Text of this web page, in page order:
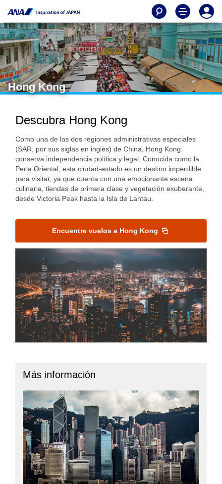
Hong Kong
Descubra Hong Kong
Como una de las dos regiones administrativas especiales
(SAR, por sus siglas en inglés) de China, Hong Kong
conserva independencia política y legal. Conocida como la
Perla Oriental, esta ciudad-estado es un destino imperdible
para visitar, ya que cuenta con una emocionante escena
culinaria, tiendas de primera clase y vegetación exuberante,
desde Victoria Peak hasta la Isla de Lantau.
Encuentre vuelos a Hong Kong
Más información